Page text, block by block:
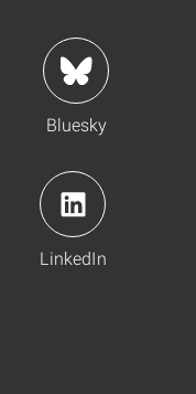
Bluesky
LinkedIn